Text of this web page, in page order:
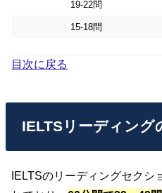
19-22問
15-18問
目次に戻る
IELTSリーディング
IELTSのリーディングセクシ